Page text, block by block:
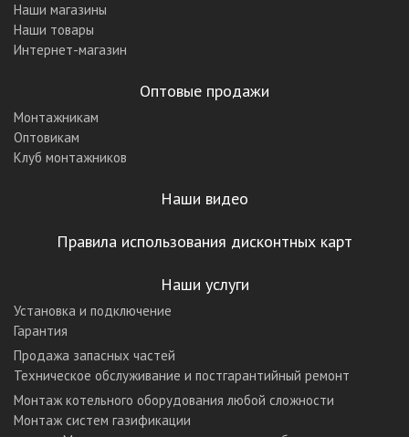
Наши магазины
Наши товары
Интернет-магазин
Оптовые продажи
Монтажникам
Оптовикам
Клуб монтажников
Наши видео
Правила использования дисконтных карт
Наши услуги
Установка и подключение
Гарантия
Продажа запасных частей
Техническое обслуживание и постгарантийный ремонт
Монтаж котельного оборудования любой сложности
Монтаж систем газификации